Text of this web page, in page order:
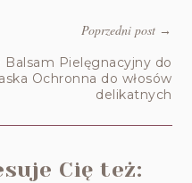
Poprzedni post→
Balsam Pielęgnacyjny do
Ochronna do włosów
delikatnych
Cię też: